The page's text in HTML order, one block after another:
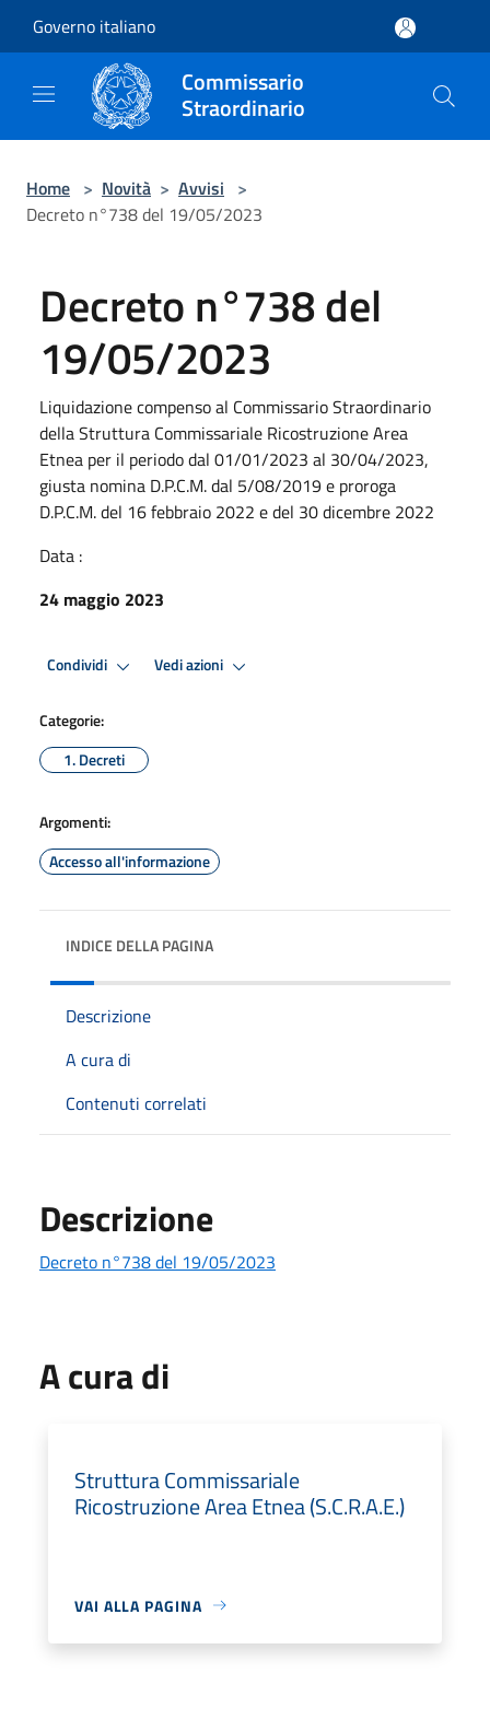
Governo italiano
Commissario
Straordinario
Home > Novità > Avvisi >
Decreto n°738 del 19/05/2023
Decreto n°738 del
19/05/2023
Liquidazione compenso al Commissario Straordinario
della Struttura Commissariale Ricostruzione Area
Etnea per il periodo dal 01/01/2023 al 30/04/2023,
giusta nomina D.P.C.M. dal 5/08/2019 e proroga
D.P.C.M. del 16 febbraio 2022 e del 30 dicembre 2022
Data :
24 maggio 2023
Condividi Vedi azioni
Categorie:
1. Decreti
Argomenti:
Accesso all'informazione
INDICE DELLA PAGINA
Descrizione
A cura di
Contenuti correlati
Descrizione
Decreto n°738 del 19/05/2023
A cura di
Struttura Commissariale
Ricostruzione Area Etnea (S.C.R.A.E.)
VAI ALLA PAGINA